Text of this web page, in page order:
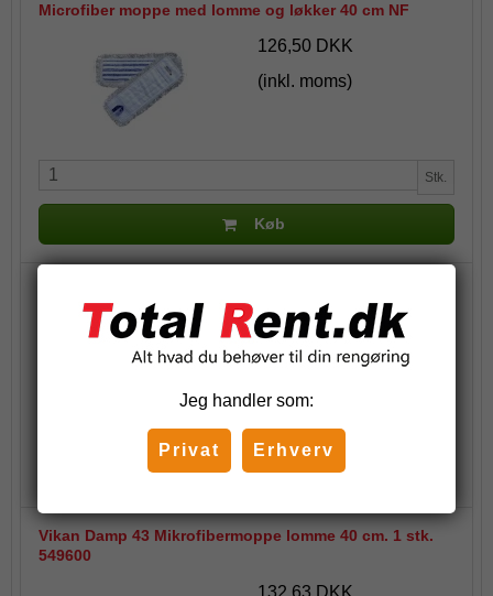
Microfiber moppe med lomme og løkker 40 cm NF
126,50 DKK
(inkl. moms)
Stk.
Køb
82,50 DKK
(inkl. moms)
Vikan Damp 43 Mikrofibermoppe lomme 40 cm. 1 stk.
549600
132,63 DKK
Jeg handler som:
Privat Erhverv